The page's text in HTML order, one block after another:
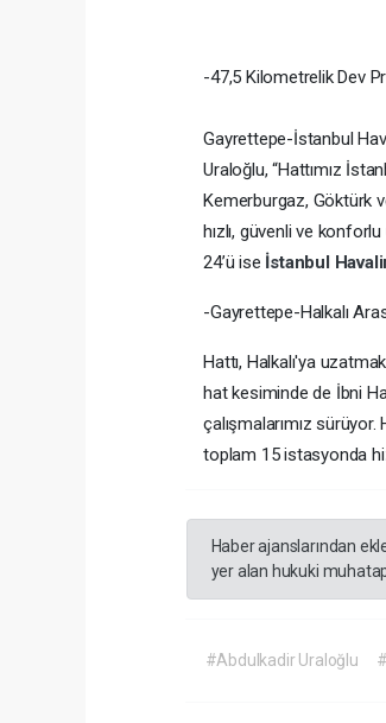
-47,5 Kilometrelik Dev
Gayrettepe-İstanbul
Uraloğlu, “Hattımız
Kemerburgaz, Göktürk
hızlı, güvenli ve
24’ü ise İstanbul
-Gayrettepe-Halkalı
Hattı, Halkalı'ya
hat kesiminde de İbni
çalışmalarımız
toplam 15 istasyonda
Haber ajanslarından
yer alan hukuki
#Abdulkadir Uraloğlu